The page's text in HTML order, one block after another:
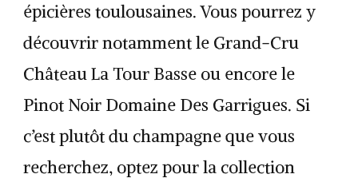
épicières toulousaines. Vous pourrez y
découvrir notamment le Grand-Cru
Château La Tour Basse ou encore le
Pinot Noir Domaine Des Garrigues. Si
c’est plutôt du champagne que vous
recherchez, optez pour la collection